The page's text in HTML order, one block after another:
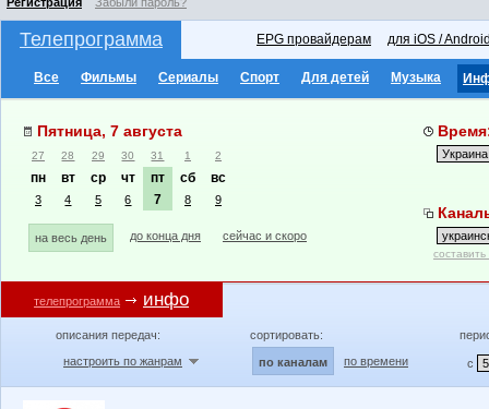
Телепрограмма EPG провайдерам для iOS /
Все Фильмы Сериалы Спорт Для детей Музыка
Пятница, 7 августа
27 28 29 30 31 1 2
пн вт ср чт пт сб вс
3 4 5 6 7 8 9
на весь день до конца дня сейчас и скоро
телепрограмма инфо
описания передач:
настроить по жанрам
сортировать:
по каналам по времени с